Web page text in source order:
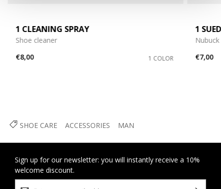
SHOE CARE ACCESSORIES MAN
1 CLEANING SPRAY
Shoe cleaner
€8,00
1 COLOR
1
€7,00
Sign up for our newsletter: you will instantly receive a 10%
welcome discount.